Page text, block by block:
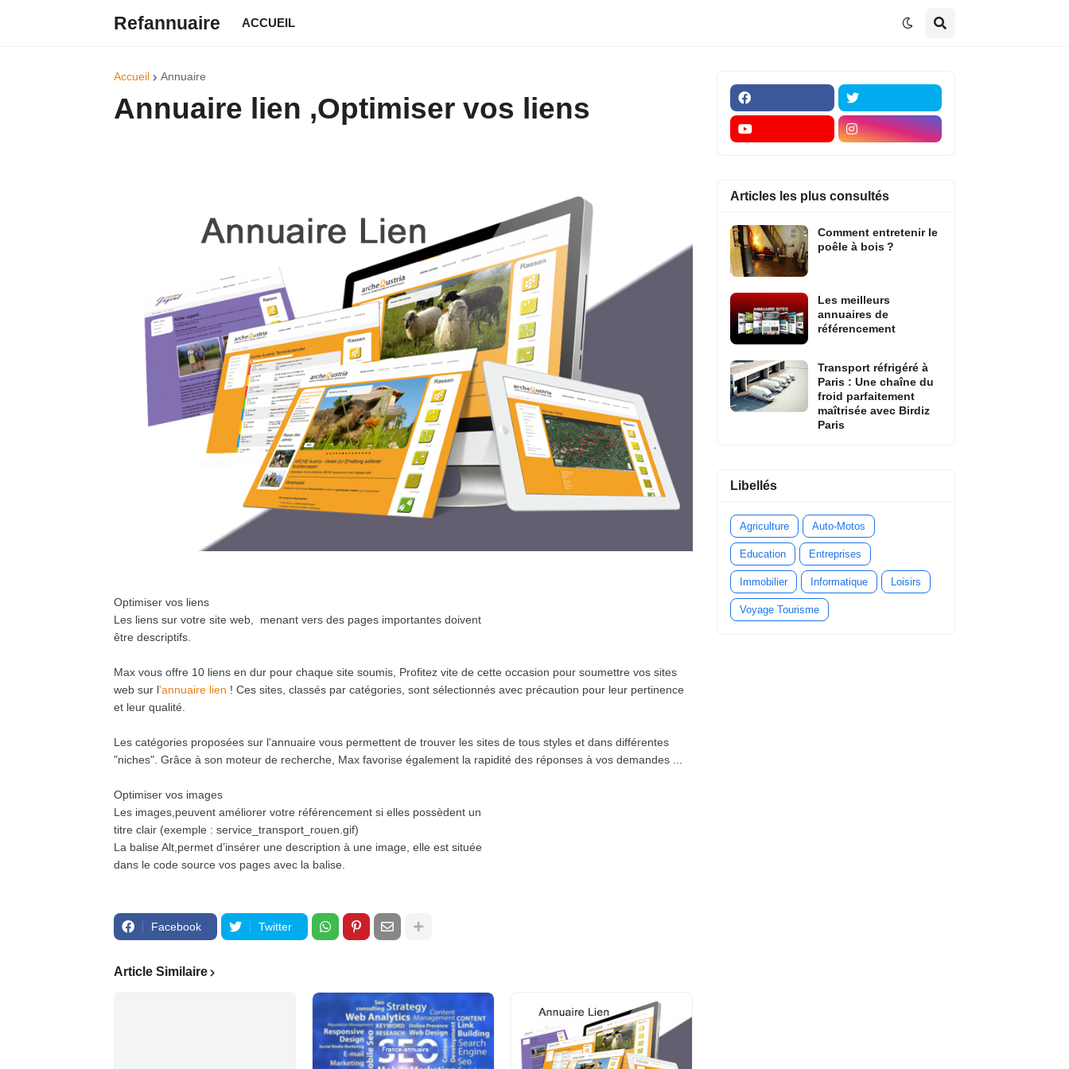
Refannuaire ACCUEIL
Accueil Annuaire
Annuaire lien ,Optimiser vos liens
Optimiser vos liens
Les liens sur votre site web, menant vers des pages importantes doivent
être descriptifs.
Max vous offre 10 liens en dur pour chaque site soumis, Profitez vite de cette occasion pour soumettre vos sites
web sur l'annuaire lien ! Ces sites, classés par catégories, sont sélectionnés avec précaution pour leur pertinence
et leur qualité.
Les catégories proposées sur l'annuaire vous permettent de trouver les sites de tous styles et dans différentes
"niches". Grâce à son moteur de recherche, Max favorise également la rapidité des réponses à vos demandes ...
Optimiser vos images
Les images,peuvent améliorer votre référencement si elles possèdent un
titre clair (exemple : service_transport_rouen.gif)
La balise Alt,permet d’insérer une description à une image, elle est située
dans le code source vos pages avec la balise.
Facebook Twitter
Article Similaire
Articles les plus consultés
Comment entretenir le
poêle à bois ?
Les meilleurs
annuaires de
référencement
Transport réfrigéré à
Paris : Une chaîne du
froid parfaitement
maîtrisée avec Birdiz
Paris
Libellés
Agriculture Auto-Motos
Education Entreprises
Immobilier Informatique Loisirs
Voyage Tourisme